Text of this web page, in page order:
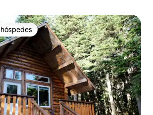
preferidos dos hóspedes